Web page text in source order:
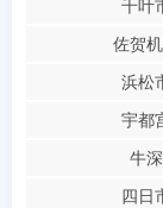
千叶
佐贺
浜松
宇都
牛深
四日